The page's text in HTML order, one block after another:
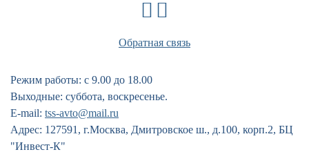
Обратная связь
Режим работы: с 9.00 до 18.00
Выходные: суббота, воскресенье.
E-mail: tss-avto@mail.ru
Адрес: 127591, г.Москва, Дмитровское ш., д.100, корп.2, БЦ
"Инвест-К"